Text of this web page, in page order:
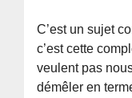
C’est un sujet
c’est cette
veulent pas
démêler en